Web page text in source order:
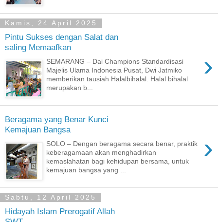
Kamis, 24 April 2025
Pintu Sukses dengan Salat dan
saling Memaafkan
›
SEMARANG – Dai Champions Standardisasi
Majelis Ulama Indonesia Pusat, Dwi Jatmiko
memberikan tausiah Halalbihalal. Halal bihalal
merupakan b...
Beragama yang Benar Kunci
Kemajuan Bangsa
›
SOLO – Dengan beragama secara benar, praktik
keberagamaan akan menghadirkan
kemaslahatan bagi kehidupan bersama, untuk
kemajuan bangsa yang ...
Sabtu, 12 April 2025
Hidayah Islam Prerogatif Allah